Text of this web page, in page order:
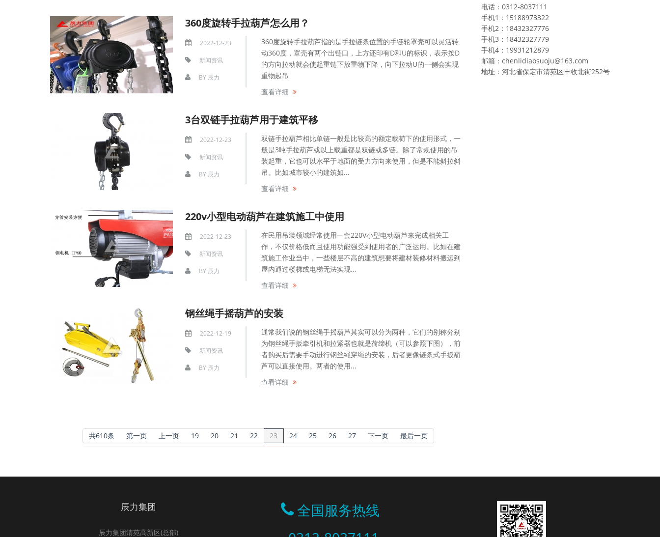
360度旋转手拉葫芦怎么用？
2022-12-23
新闻资讯
BY 辰力
360度旋转手拉葫芦指的是手拉链条位置的手链轮罩壳可以灵活转
动360度，罩壳有两个出链口，上方还印有D和U的标识，表示按D
的方向拉动就会使起重链下放重物下降，向下拉动U的一侧会实现
重物起吊
查看详细
3台双链手拉葫芦用于建筑平移
2022-12-23
新闻资讯
BY 辰力
双链手拉葫芦相比单链一般是比较高的额定载荷下的使用形式，一
般是3吨手拉葫芦​或以上载重都是双链或多链。除了常规使用的吊
装起重，它也可以水平于地面的受力方向来使用，但是不能斜拉斜
吊。比如城市较小的建筑如...
查看详细
220v小型电动葫芦在建筑施工中使用
2022-12-23
新闻资讯
BY 辰力
在民用吊装领域经常使用一套220V小型电动葫芦来完成相关工
作，不仅价格低而且使用功能强受到使用者的广泛运用。比如在建
筑施工作业当中，一些楼层不高的建筑想要将建材装修材料搬运到
屋内通过楼梯或电梯无法实现...
查看详细
钢丝绳手摇葫芦的安装
2022-12-19
新闻资讯
BY 辰力
通常我们说的钢丝绳手摇葫芦其实可以分为两种，它们的别称分别
为钢丝绳手扳牵引机和拉紧器也就是荷缔机（可以参照下图），前
者购买后需要手动进行钢丝绳穿绳的安装，后者更像链条式手扳葫
芦可以直接使用。两者的使用...
查看详细
共610条 第一页 上一页 19 20 21 22 23 24 25 26 27 下一页 最后一页
电话：0312-8037111
手机1：15188973322
手机2：18432327776
手机3：18432327779
手机4：19931212879
邮箱：chenlidiaosuoju@163.com
地址：河北省保定市清苑区丰收北街252号
辰力集团
辰力集团清苑高新区(总部)
全国服务热线